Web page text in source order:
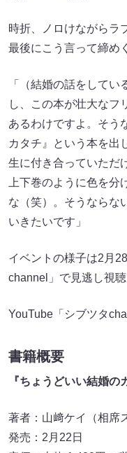
時折、ノロけながらラ
最後にこう言って締め
「（結婚の話をして
し、この本が壮大なフ
あるわけですよ。そう
カタチ』という本を出
生に付き合っていた
上下巻のように色を
な（笑）。そうならな
いきたいです」
イベントの様子は2月
channel」で見逃し視聴
YouTube「シブツタ
書籍概要
『ちょうどいい結婚の
著者：山﨑ケイ（相席
発売：2月22日